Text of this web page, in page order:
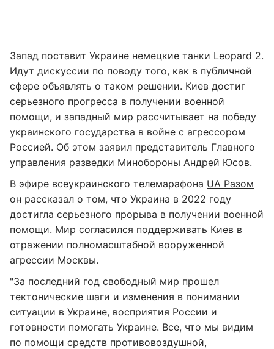
Запад поставит Украине немецкие танки Leopard 2.
Идут дискуссии по поводу того, как в публичной
сфере объявлять о таком решении. Киев достиг
серьезного прогресса в получении военной
помощи, и западный мир рассчитывает на победу
украинского государства в войне с агрессором
Россией. Об этом заявил представитель Главного
управления разведки Минобороны Андрей Юсов.
В эфире всеукраинского телемарафона UA Разом
он рассказал о том, что Украина в 2022 году
достигла серьезного прорыва в получении военной
помощи. Мир согласился поддерживать Киев в
отражении полномасштабной вооруженной
агрессии Москвы.
"За последний год свободный мир прошел
тектонические шаги и изменения в понимании
ситуации в Украине, восприятия России и
готовности помогать Украине. Все, что мы видим
по помощи средств противовоздушной,